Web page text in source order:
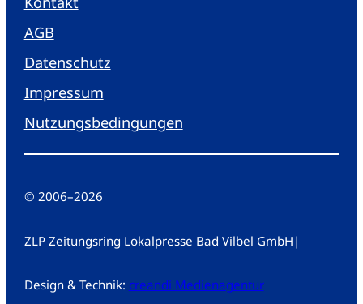
AGB
Datenschutz
Impressum
Nutzungsbedingungen
© 2006–2026
ZLP Zeitungsring Lokalpresse Bad Vilbel GmbH |
Design & Technik: creandi Medienagentur